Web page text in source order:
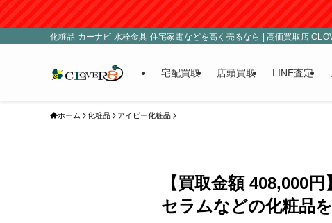
化粧品 カーナビ 水栓金具 住宅家電などを高く売るなら | 高価買取店
宅配買取 店頭買取 LINE査定
ホーム 化粧品 アイビー化粧品
【買取金額 408,000
セラムなどの化粧品